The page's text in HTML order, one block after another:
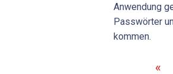
Anwendung
Passwörter
kommen.